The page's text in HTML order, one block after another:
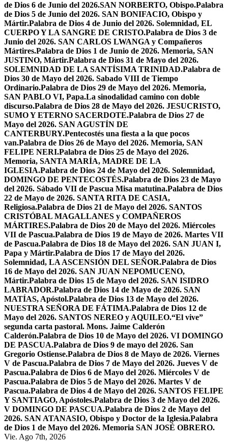
de Dios 6 de Junio del 2026.SAN NORBERTO, Obispo.Palabra
de Dios 5 de Junio del 2026. SAN BONIFACIO, Obispo y
Mártir.Palabra de Dios 4 de Junio del 2026. Solemnidad, EL
CUERPO Y LA SANGRE DE CRISTO.Palabra de Dios 3 de
Junio del 2026. SAN CARLOS LWANGA y Compañeros
Mártires.Palabra de Dios 1 de Junio de 2026. Memoria, SAN
JUSTINO, Mártir.Palabra de Dios 31 de Mayo del 2026.
SOLEMNIDAD DE LA SANTÍSIMA TRINIDAD.Palabra de
Dios 30 de Mayo del 2026. Sabado VIII de Tiempo
Ordinario.Palabra de Dios 29 de Mayo del 2026. Memoria,
SAN PABLO VI, Papa.La sinodalidad camino con doble
discurso.Palabra de Dios 28 de Mayo del 2026. JESUCRISTO,
SUMO Y ETERNO SACERDOTE.Palabra de Dios 27 de
Mayo del 2026. SAN AGUSTÍN DE
CANTERBURY.Pentecostés una fiesta a la que pocos
van.Palabra de Dios 26 de Mayo del 2026. Memoria, SAN
FELIPE NERI.Palabra de Dios 25 de Mayo del 2026.
Memoria, SANTA MARÍA, MADRE DE LA
IGLESIA.Palabra de Dios 24 de Mayo del 2026. Solemnidad,
DOMINGO DE PENTECOSTÉS.Palabra de Dios 23 de Mayo
del 2026. Sábado VII de Pascua Misa matutina.Palabra de Dios
22 de Mayo de 2026. SANTA RITA DE CASIA,
Religiosa.Palabra de Dios 21 de Mayo del 2026. SANTOS
CRISTÓBAL MAGALLANES y COMPAÑEROS
MÁRTIRES.Palabra de Dios 20 de Mayo del 2026. Miércoles
VII de Pascua.Palabra de Dios 19 de Mayo de 2026. Martes VII
de Pascua.Palabra de Dios 18 de Mayo del 2026. SAN JUAN I,
Papa y Mártir.Palabra de Dios 17 de Mayo del 2026.
Solemnidad, LA ASCENSIÓN DEL SEÑOR.Palabra de Dios
16 de Mayo del 2026. SAN JUAN NEPOMUCENO,
Mártir.Palabra de Dios 15 de Mayo del 2026. SAN ISIDRO
LABRADOR.Palabra de Dios 14 de Mayo de 2026. SAN
MATÍAS, Apóstol.Palabra de Dios 13 de Mayo del 2026.
NUESTRA SEÑORA DE FÁTIMA.Palabra de Dios 12 de
Mayo del 2026. SANTOS NEREO y AQUILEO.“El vive”
segunda carta pastoral. Mons. Jaime Calderón
Calderón.Palabra de Dios 10 de Mayo del 2026. VI DOMINGO
DE PASCUA.Palabra de Dios 9 de mayo del 2026. San
Gregorio Ostiense.Palabra de Dios 8 de Mayo de 2026. Viernes
V de Pascua.Palabra de Dios 7 de Mayo del 2026. Jueves V de
Pascua.Palabra de Dios 6 de Mayo del 2026. Miércoles V de
Pascua.Palabra de Dios 5 de Mayo del 2026. Martes V de
Pascua.Palabra de Dios 4 de Mayo del 2026. SANTOS FELIPE
Y SANTIAGO, Apóstoles.Palabra de Dios 3 de Mayo del 2026.
V DOMINGO DE PASCUA.Palabra de Dios 2 de Mayo del
2026. SAN ATANASIO, Obispo y Doctor de la Iglesia.Palabra
de Dios 1 de Mayo del 2026. Memoria SAN JOSÉ OBRERO.
Vie. Ago 7th, 2026